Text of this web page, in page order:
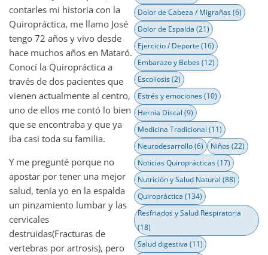
contarles mi historia con la
Quiropráctica, me llamo José
tengo 72 años y vivo desde
hace muchos años en Mataró.
Conocí la Quiropráctica a
través de dos pacientes que
vienen actualmente al centro,
uno de ellos me contó lo bien
que se encontraba y que ya
iba casi toda su familia.
Y me pregunté porque no
apostar por tener una mejor
salud, tenía yo en la espalda
un pinzamiento lumbar y las
cervicales
destruidas(Fracturas de
vertebras por artrosis), pero
Dolor de Cabeza / Migrañas(6)
Dolor de Espalda (21)
Ejercicio / Deporte (16)
Embarazo y Bebes(12)
Escoliosis(2)
Estrés y emociones(10)
Hernia Discal (9)
Medicina Tradicional (11)
Neurodesarrollo(6) Niños(22)
Noticias Quiroprácticas(17)
Nutrición y Salud Natural (88)
Quiropráctica (134)
Resfriados y Salud Respiratoria
(18)
Salud digestiva (11)